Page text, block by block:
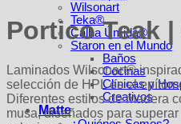
Wilsonart
Teka®
Calha Úmida®
Staron en el Mundo
Baños
Cocinas
Clínicas y
Creativos
Matte
Portico Teak
Laminados Wilsonart®
selección de HPL es el
Diferentes estilos de madera
musa, diseñados para